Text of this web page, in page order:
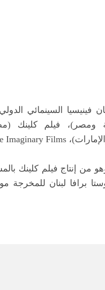
السينمائي الدولي،
ومصر)، فيلم كلينك